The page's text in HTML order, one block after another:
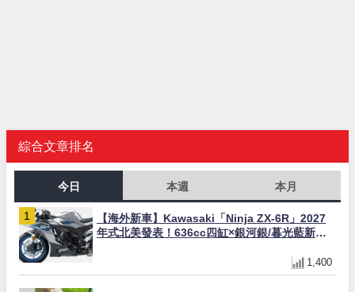
綜合文章排名
今日 本週 本月
【海外新車】Kawasaki「Ninja ZX-6R」2027
年式北美發表！636cc四缸×銀河銀/暮光藍新色
1,400